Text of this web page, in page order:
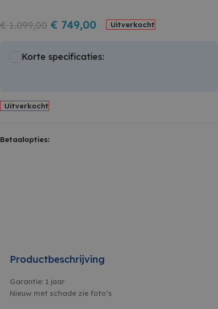
€1.099,00 € 749,00 Uitverkocht
Korte specificaties:
Uitverkocht
Betaalopties:
Productbeschrijving
Garantie: 1 jaar
Nieuw met schade zie foto’s